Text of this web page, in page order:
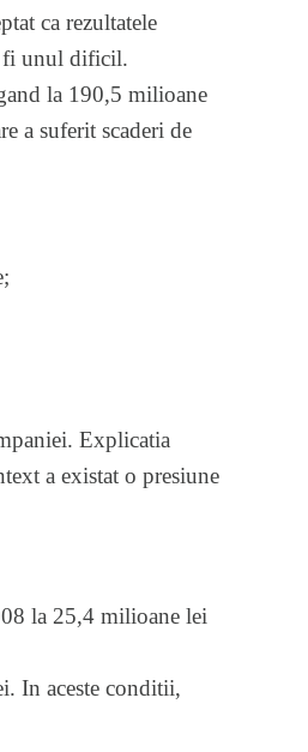
ca rezultatele
fi unul dificil.
la 190,5 milioane
a suferit scaderi de
Explicatia
a existat o presiune
la 25,4 milioane lei
In aceste conditii,